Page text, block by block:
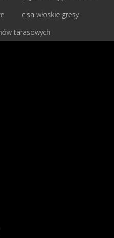
cisa włoskie gresy
tarasowych